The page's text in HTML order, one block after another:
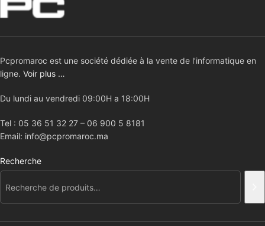
Pcpromaroc est une société dédiée à la vente de l’informatique en
ligne. Voir plus …
Du lundi au vendredi 09:00H a 18:00H
Tel : 05 36 51 32 27 – 06 900 5 8181
Email: info@pcpromaroc.ma
Recherche